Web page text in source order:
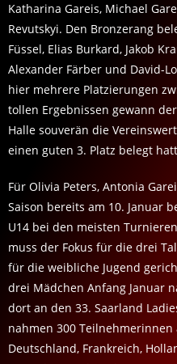
Katharina Gareis, Michael
Revutskyi. Den Bronzerang
Füssel, Elias Burkard, Jakob
Alexander Färber und David-
hier mehrere Platzierungen
tollen Ergebnissen gewann
Halle souverän die
einen guten 3. Platz belegt
Für Olivia Peters, Antonia
Saison bereits am 10. Januar
U14 bei den meisten
muss der Fokus für die drei
für die weibliche Jugend
drei Mädchen Anfang Januar
dort an den 33. Saarland
nahmen 300 Teilnehmerinnen
Deutschland, Frankreich,